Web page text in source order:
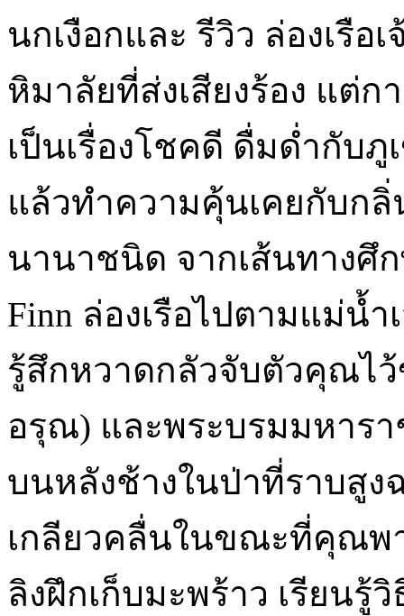
นกเงือกและ รีวิว ล่องเรือ
หิมาลัยที่ส่งเสียงร้อง แต่
เป็นเรื่องโชคดี ดื่มด่ำกับ
แล้วทำความคุ้นเคยกับก
นานาชนิด จากเส้นทางศึ
Finn ล่องเรือไปตามแม่น้ำ
รู้สึกหวาดกลัวจับตัวคุณไ
อรุณ) และพระบรมมหารา
บนหลังช้างในป่าที่ราบสูง
เกลียวคลื่นในขณะที่คุณพ
ลิงฝึกเก็บมะพร้าว เรียนรู้